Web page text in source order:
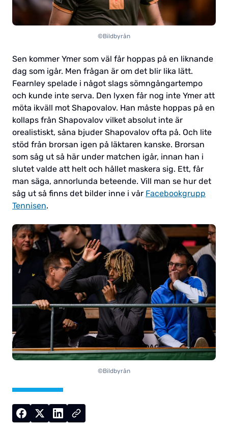
©Bildbyrån
Sen kommer Ymer som väl får hoppas på en liknande
dag som igår. Men frågan är om det blir lika lätt.
Fearnley spelade i något slags sömngångartempo
och kunde inte serva. Den lyxen får nog inte Ymer att
möta ikväll mot Shapovalov. Han måste hoppas på en
kollaps från Shapovalov vilket absolut inte är
orealistiskt, såna bjuder Shapovalov ofta på. Och lite
stöd från brorsan igen på läktaren kanske. Brorsan
som såg ut så här under matchen igår, innan han i
slutet valde att helt och hållet maskera sig. Ett, får
man säga, annorlunda beteende. Vill man se hur det
såg ut så finns det bilder inne i vår Facebookgrupp
Tennisen.
©Bildbyrån